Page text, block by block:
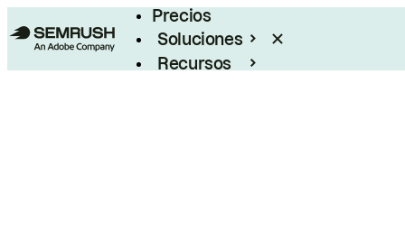
Precios
Soluciones
Recursos